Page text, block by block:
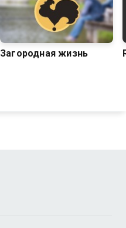
Загородная жизнь